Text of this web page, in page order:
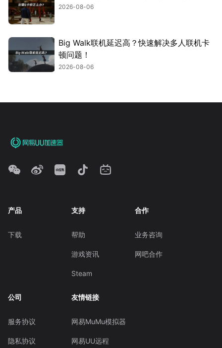
2026-08-06
Big Walk联机延迟高？快速解决多人联机卡
顿问题！
2026-08-06
产品
下载
支持
帮助
游戏资讯
Steam
合作
业务咨询
网吧合作
公司
服务协议
隐私协议
友情链接
网易MuMu模拟器
网易UU远程